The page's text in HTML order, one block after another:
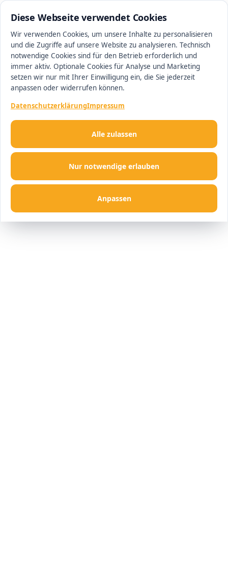
Diese Webseite verwendet Cookies
Wir verwenden Cookies, um unsere Inhalte zu personalisieren
und die Zugriffe auf unsere Website zu analysieren. Technisch
notwendige Cookies sind für den Betrieb erforderlich und
immer aktiv. Optionale Cookies für Analyse und Marketing
setzen wir nur mit Ihrer Einwilligung ein, die Sie jederzeit
anpassen oder widerrufen können.
DatenschutzerklärungImpressum
Nur notwendige erlauben
Anpassen
Alle zulassen